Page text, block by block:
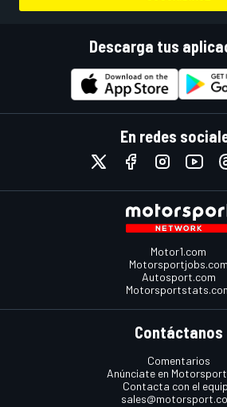
Descarga tus
En redes
Motor1.com
Motorsportjobs.com
Autosport.com
Contáctanos
Comentarios
Anúnciate en
Contacta con el